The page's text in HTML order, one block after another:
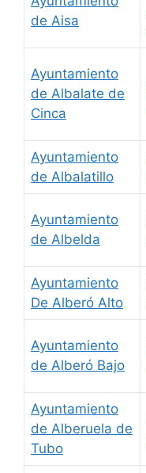
de Aisa
Ayuntamiento
de Albalate de
Cinca
Ayuntamiento
de Albalatillo
Ayuntamiento
de Albelda
Ayuntamiento
De Alberó Alto
Ayuntamiento
de Alberó Bajo
Ayuntamiento
de Alberuela de
Tubo